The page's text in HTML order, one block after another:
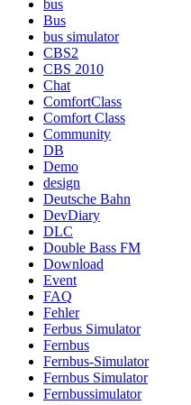
bus
Bus
bus simulator
CBS2
CBS 2010
Chat
ComfortClass
Comfort Class
Community
DB
Demo
design
Deutsche Bahn
DevDiary
DLC
Double Bass FM
Download
Event
FAQ
Fehler
Ferbus Simulator
Fernbus
Fernbus-Simulator
Fernbus Simulator
Fernbussimulator